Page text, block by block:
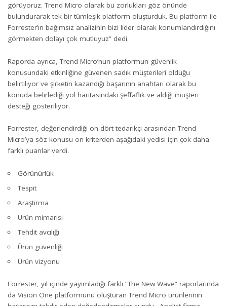
görüyoruz. Trend Micro olarak bu zorlukları göz önünde
bulundurarak tek bir tümleşik platform oluşturduk. Bu platform ile
Forrester’ın bağımsız analizinin bizi lider olarak konumlandırdığını
görmekten dolayı çok mutluyuz” dedi.
Raporda ayrıca, Trend Micro’nun platformun güvenlik
konusundaki etkinliğine güvenen sadık müşterileri olduğu
belirtiliyor ve şirketin kazandığı başarının anahtarı olarak bu
konuda belirlediği yol haritasındaki şeffaflık ve aldığı müşteri
desteği gösteriliyor.
Forrester, değerlendirdiği on dört tedarikçi arasından Trend
Micro’ya söz konusu on kriterden aşağıdaki yedisi için çok daha
farklı puanlar verdi.
Görünürlük
Tespit
Araştırma
Ürün mimarisi
Tehdit avcılığı
Ürün güvenliği
Ürün vizyonu
Forrester, yıl içinde yayımladığı farklı “The New Wave” raporlarında
da Vision One platformunu oluşturan Trend Micro ürünlerinin